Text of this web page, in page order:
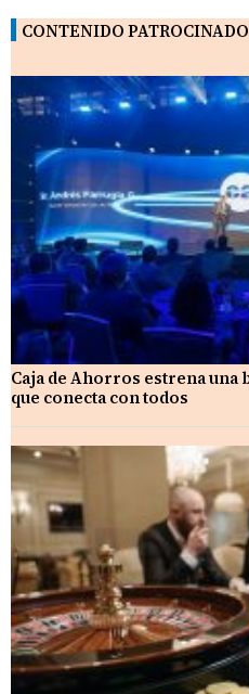
CONTENIDO PATROCINADO
Caja de Ahorros estrena una
que conecta con todos